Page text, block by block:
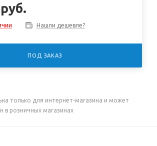
руб.
Нашли дешевле?
ПОД ЗАКАЗ
только для интернет-магазина и может
в розничных магазинах